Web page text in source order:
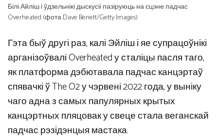
Білі Айліш і ўдзельнікі дыскусіі пазіруюць на сцэне падчас
Overheated (фота Dave Benett/Getty Images)
Гэта быў другі раз, калі Эйліш і яе супрацоўнікі
арганізоўвалі Overheated у сталіцы пасля таго,
як платформа дэбютавала падчас канцэртаў
спявачкі ў The O2 у чэрвені 2022 года, у выніку
чаго адна з самых папулярных крытых
канцэртных пляцовак у свеце стала веганскай
падчас рэзідэнцыя мастака.